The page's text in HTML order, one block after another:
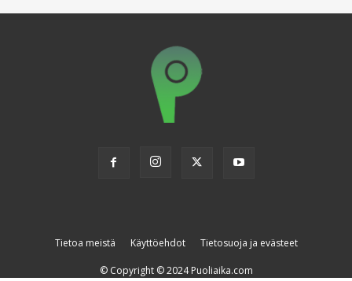
Tietoa meistä Käyttöehdot Tietosuoja ja evästeet
© Copyright © 2024 Puoliaika.com